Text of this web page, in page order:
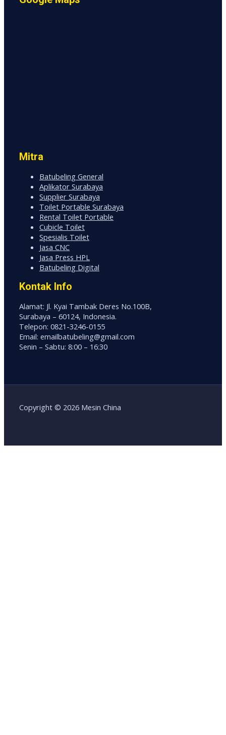
Mitra
Batubeling General
Aplikator Surabaya
Supplier Surabaya
Toilet Portable Surabaya
Rental Toilet Portable
Cubicle Toilet
Spesialis Toilet
Jasa CNC
Jasa Press HPL
Batubeling Digital
Kontak Info
Alamat: Jl. Kyai Tambak Deres No.100B,
Surabaya – 60124, Indonesia.
Telepon: 0821-3246-0155
Email: emailbatubeling@gmail.com
Senin – Sabtu: 8:00 – 16:30
Copyright © 2026 Mesin China